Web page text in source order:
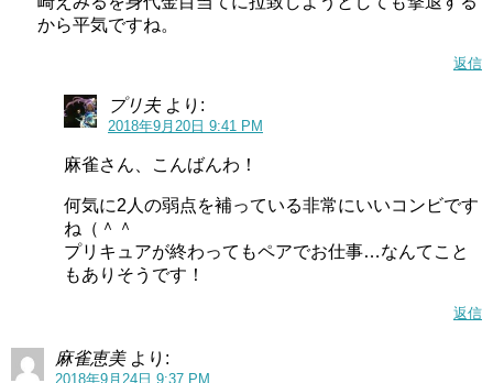
コメントはお気軽に♪
キュアコンプリートではコメントは歓迎ですので 気軽に書
き込んでください（＾＾
から平気ですね。
返信
プリ夫 より:
2018年9月20日 9:41 PM
麻雀さん、こんばんわ！
何気に2人の弱点を補っている非常にいいコンビです
ね（＾＾
プリキュアが終わってもペアでお仕事…なんてこと
もありそうです！
返信
麻雀恵美 より:
2018年9月24日 9:37 PM